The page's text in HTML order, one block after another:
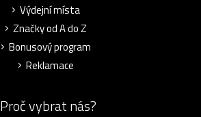
Výdejní místa
Značky od A do Z
Bonusový program
Reklamace
Proč vybrat nás?